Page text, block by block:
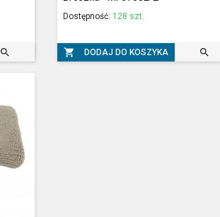

Dostępność: 128 szt.
 DODAJ DO KOSZYKA 